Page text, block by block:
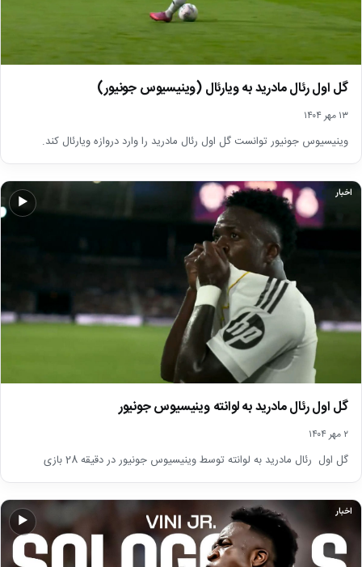
گل اول رئال مادرید به ویارئال (وینیسیوس جونیور)
۱۳ مهر ۱۴۰۴
وینیسیوس جونیور توانست گل اول رئال مادرید را وارد دروازه ویارئال کند.
▶
اخبار
گل اول رئال مادرید به لوانته وینیسیوس جونیور
۲ مهر ۱۴۰۴
گل اول رئال مادرید به لوانته توسط وینیسیوس جونیور در دقیقه 28 بازی
▶
اخبار